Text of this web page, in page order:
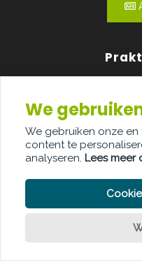
We
We gebruiken onze
content te
analyseren. Lees meer